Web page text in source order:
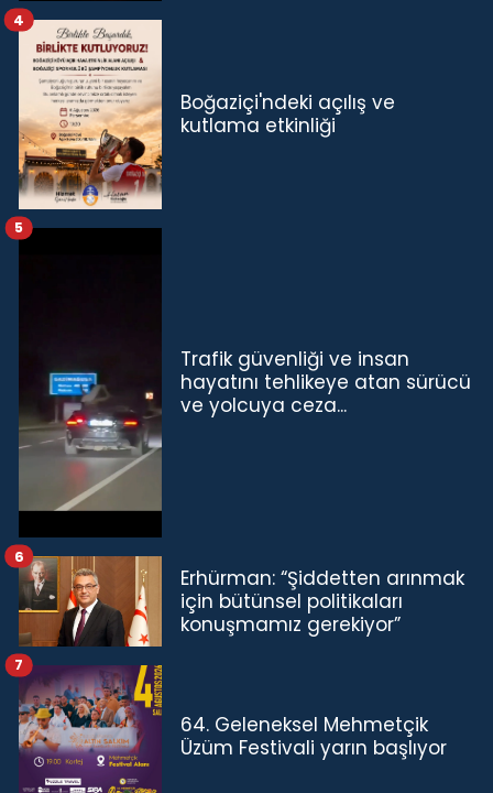
Boğaziçi'ndeki açılış ve
kutlama etkinliği
4
Trafik güvenliği ve insan
hayatını tehlikeye atan sürücü
ve yolcuya ceza...
5
Erhürman: “Şiddetten arınmak
için bütünsel politikaları
konuşmamız gerekiyor”
6
64. Geleneksel Mehmetçik
Üzüm Festivali yarın başlıyor
7